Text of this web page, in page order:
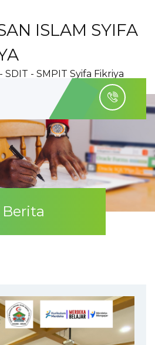
ISLAM SYIFA
SDIT - SMPIT Syifa Fikriya
Berita